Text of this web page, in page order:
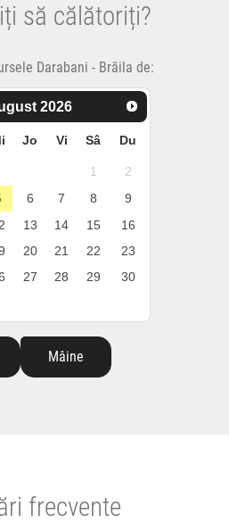
să călătoriți?
Darabani - Brăila de:
2026
Jo Vi Sâ Du
1
2
6 7 8
9
13 14 15
16
20 21 22
23
27 28 29
30
Mâine
frecvente